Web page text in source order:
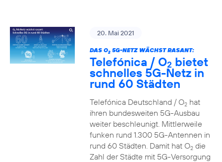
20. Mai 2021
DAS O25G-NETZ WÄCHST RASANT:
Telefónica / O2 bietet
schnelles 5G-Netz in
rund 60 Städten
Telefónica Deutschland / O2hat
ihren bundesweiten 5G-Ausbau
weiter beschleunigt. Mittlerweile
funken rund 1.300 5G-Antennen in
rund 60 Städten. Damit hat O2die
Zahl der Städte mit 5G-Versorgung